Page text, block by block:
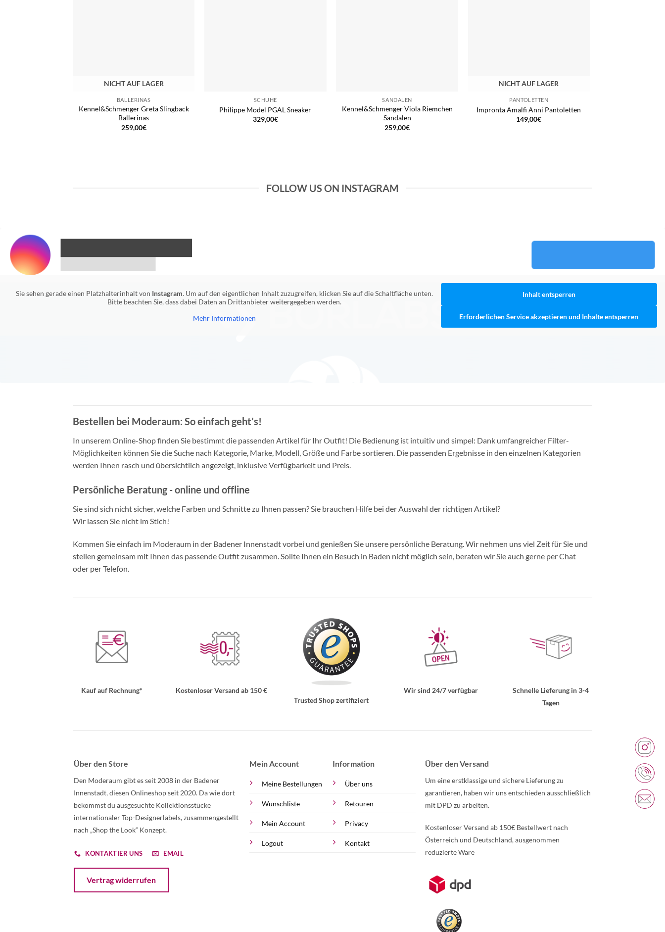
NICHT AUF LAGER
BALLERINAS
Kennel&Schmenger Greta Slingback
Ballerinas
259,00€
SCHUHE
Philippe Model PGAL Sneaker
329,00€
SANDALEN
Kennel&Schmenger Viola Riemchen
Sandalen
259,00€
NICHT AUF LAGER
PANTOLETTEN
Impronta Amalfi Anni Pantoletten
149,00€
FOLLOW US ON INSTAGRAM
Sie sehen gerade einen Platzhalterinhalt von Instagram. Um auf den eigentlichen Inhalt zuzugreifen, klicken Sie auf die Schaltfläche unten.
Bitte beachten Sie, dass dabei Daten an Drittanbieter weitergegeben werden.
Mehr Informationen
Inhalt entsperren
Erforderlichen Service akzeptieren und Inhalte entsperren
Bestellen bei Moderaum: So einfach geht’s!
In unserem Online-Shop finden Sie bestimmt die passenden Artikel für Ihr Outfit! Die Bedienung ist intuitiv und simpel: Dank umfangreicher Filter-
Möglichkeiten können Sie die Suche nach Kategorie, Marke, Modell, Größe und Farbe sortieren. Die passenden Ergebnisse in den einzelnen Kategorien
werden Ihnen rasch und übersichtlich angezeigt, inklusive Verfügbarkeit und Preis.
Persönliche Beratung - online und offline
Sie sind sich nicht sicher, welche Farben und Schnitte zu Ihnen passen? Sie brauchen Hilfe bei der Auswahl der richtigen Artikel?
Wir lassen Sie nicht im Stich!
Kommen Sie einfach im Moderaum in der Badener Innenstadt vorbei und genießen Sie unsere persönliche Beratung. Wir nehmen uns viel Zeit für Sie und
stellen gemeinsam mit Ihnen das passende Outfit zusammen. Sollte Ihnen ein Besuch in Baden nicht möglich sein, beraten wir Sie auch gerne per Chat
oder per Telefon.
Kauf auf Rechnung*
Kostenloser Versand ab 150 €
Trusted Shop zertifiziert
Wir sind 24/7 verfügbar
Schnelle Lieferung in 3-4
Tagen
Über den Store
Den Moderaum gibt es seit 2008 in der Badener
Innenstadt, diesen Onlineshop seit 2020. Da wie dort
bekommst du ausgesuchte Kollektionsstücke
internationaler Top-Designerlabels, zusammengestellt
nach „Shop the Look“ Konzept.
KONTAKTIER UNS EMAIL
Vertrag widerrufen
Mein Account
Meine Bestellungen
Wunschliste
Mein Account
Logout
Information
Über uns
Retouren
Privacy
Kontakt
Über den Versand
Um eine erstklassige und sichere Lieferung zu
garantieren, haben wir uns entschieden ausschließlich
mit DPD zu arbeiten.
Kostenloser Versand ab 150€ Bestellwert nach
Österreich und Deutschland, ausgenommen
reduzierte Ware
Weitere Informationen über den gesperrten Inhalt.